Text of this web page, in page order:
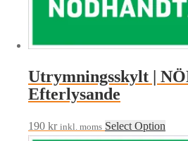
Utrymningsskylt |
Efterlysande
190 kr inkl. moms Select Option